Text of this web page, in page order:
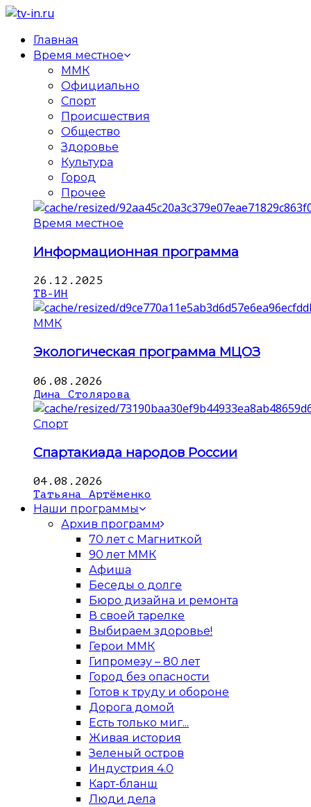
Главная
Время местное
ММК
Официально
Спорт
Происшествия
Общество
Здоровье
Культура
Город
Прочее
Время местное
Информационная программа
26.12.2025
ТВ-ИН
ММК
Экологическая программа МЦОЗ
06.08.2026
Дина Столярова
Спорт
Спартакиада народов России
04.08.2026
Татьяна Артёменко
Наши программы
Архив программ
70 лет с Магниткой
90 лет ММК
Афиша
Беседы о долге
Бюро дизайна и ремонта
В своей тарелке
Выбираем здоровье!
Герои ММК
Гипромезу – 80 лет
Город без опасности
Готов к труду и обороне
Дорога домой
Есть только миг...
Живая история
Зеленый остров
Индустрия 4.0
Карт-бланш
Люди дела